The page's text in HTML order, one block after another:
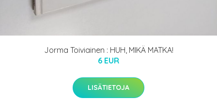
Jorma Toiviainen : HUH, MIKÄ MATKA!
6 EUR
LISÄTIETOJA